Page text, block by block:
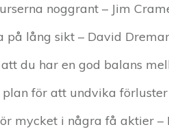
noggrant – Jim
på lång sikt – David
du har en god balans
för att undvika
mycket i några få aktier –